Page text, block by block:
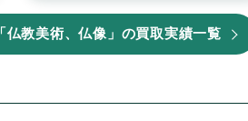
「仏教美術、仏像」の買取実績一覧